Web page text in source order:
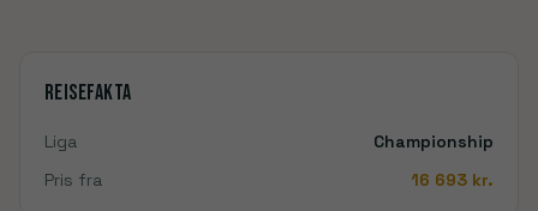
Reisefakta
Liga
Championship
Pris fra
16 693 kr.